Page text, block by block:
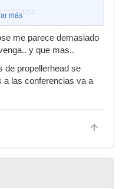
más
me parece demasiado
y que mas..
de propellerhead se
a las conferencias va a